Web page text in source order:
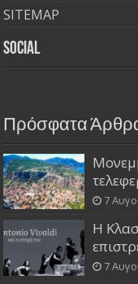
SITEMAP
Social
Πρόσφατα
7
Η
7